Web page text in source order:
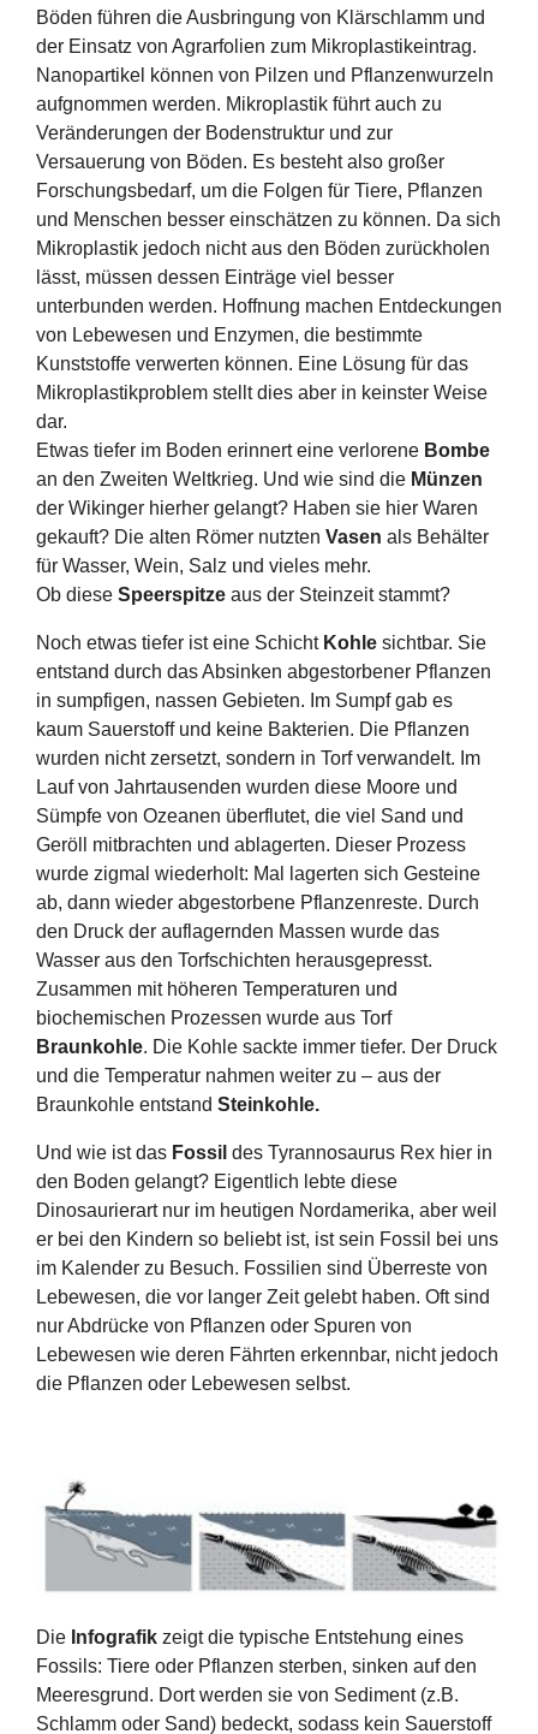
Böden führen die Ausbringung von Klärschlamm und
der Einsatz von Agrarfolien zum Mikroplastikeintrag.
Nanopartikel können von Pilzen und Pflanzenwurzeln
aufgnommen werden. Mikroplastik führt auch zu
Veränderungen der Bodenstruktur und zur
Versauerung von Böden. Es besteht also großer
Forschungsbedarf, um die Folgen für Tiere, Pflanzen
und Menschen besser einschätzen zu können. Da sich
Mikroplastik jedoch nicht aus den Böden zurückholen
lässt, müssen dessen Einträge viel besser
unterbunden werden. Hoffnung machen Entdeckungen
von Lebewesen und Enzymen, die bestimmte
Kunststoffe verwerten können. Eine Lösung für das
Mikroplastikproblem stellt dies aber in keinster Weise
dar.
Etwas tiefer im Boden erinnert eine verlorene Bombe
an den Zweiten Weltkrieg. Und wie sind die Münzen
der Wikinger hierher gelangt? Haben sie hier Waren
gekauft? Die alten Römer nutzten Vasen als Behälter
für Wasser, Wein, Salz und vieles mehr.
Ob diese Speerspitze aus der Steinzeit stammt?
Noch etwas tiefer ist eine Schicht Kohle sichtbar. Sie
entstand durch das Absinken abgestorbener Pflanzen
in sumpfigen, nassen Gebieten. Im Sumpf gab es
kaum Sauerstoff und keine Bakterien. Die Pflanzen
wurden nicht zersetzt, sondern in Torf verwandelt. Im
Lauf von Jahrtausenden wurden diese Moore und
Sümpfe von Ozeanen überflutet, die viel Sand und
Geröll mitbrachten und ablagerten. Dieser Prozess
wurde zigmal wiederholt: Mal lagerten sich Gesteine
ab, dann wieder abgestorbene Pflanzenreste. Durch
den Druck der auflagernden Massen wurde das
Wasser aus den Torfschichten herausgepresst.
Zusammen mit höheren Temperaturen und
biochemischen Prozessen wurde aus Torf
Braunkohle. Die Kohle sackte immer tiefer. Der Druck
und die Temperatur nahmen weiter zu – aus der
Braunkohle entstand Steinkohle.
Und wie ist das Fossil des Tyrannosaurus Rex hier in
den Boden gelangt? Eigentlich lebte diese
Dinosaurierart nur im heutigen Nordamerika, aber weil
er bei den Kindern so beliebt ist, ist sein Fossil bei uns
im Kalender zu Besuch. Fossilien sind Überreste von
Lebewesen, die vor langer Zeit gelebt haben. Oft sind
nur Abdrücke von Pflanzen oder Spuren von
Lebewesen wie deren Fährten erkennbar, nicht jedoch
die Pflanzen oder Lebewesen selbst.
Die Infografik zeigt die typische Entstehung eines
Fossils: Tiere oder Pflanzen sterben, sinken auf den
Meeresgrund. Dort werden sie von Sediment (z.B.
Schlamm oder Sand) bedeckt, sodass kein Sauerstoff